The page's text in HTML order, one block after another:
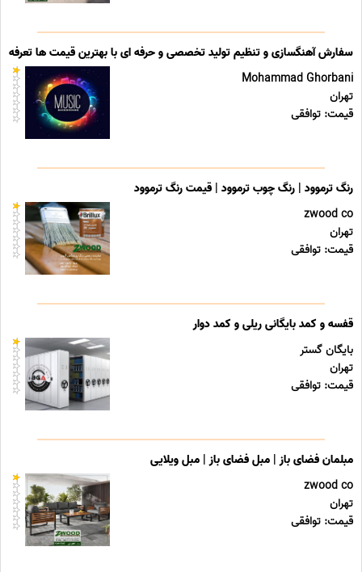
سفارش آهنگسازی و تنظیم تولید تخصصی و حرفه ای با بهترین قیمت ها تعرفه
Mohammad Ghorbani
تهران
قیمت: توافقی
رنگ ترموود | رنگ چوب ترموود | قیمت رنگ ترموود
zwood co
تهران
قیمت: توافقی
قفسه و کمد بایگانی ریلی و کمد دوار
بایگان گستر
تهران
قیمت: توافقی
مبلمان فضای باز | مبل فضای باز | مبل ویلایی
zwood co
تهران
قیمت: توافقی